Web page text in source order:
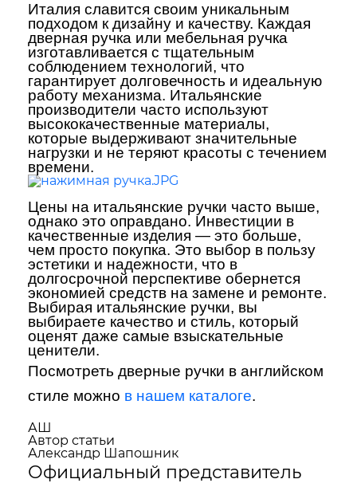
Италия славится своим уникальным
подходом к дизайну и качеству. Каждая
дверная ручка или мебельная ручка
изготавливается с тщательным
соблюдением технологий, что
гарантирует долговечность и идеальную
работу механизма. Итальянские
производители часто используют
высококачественные материалы,
которые выдерживают значительные
нагрузки и не теряют красоты с течением
времени.
Цены на итальянские ручки часто выше,
однако это оправдано. Инвестиции в
качественные изделия — это больше,
чем просто покупка. Это выбор в пользу
эстетики и надежности, что в
долгосрочной перспективе обернется
экономией средств на замене и ремонте.
Выбирая итальянские ручки, вы
выбираете качество и стиль, который
оценят даже самые взыскательные
ценители.
Посмотреть дверные ручки в английском
стиле можно в нашем каталоге.
АШ
Автор статьи
Александр Шапошник
Официальный представитель